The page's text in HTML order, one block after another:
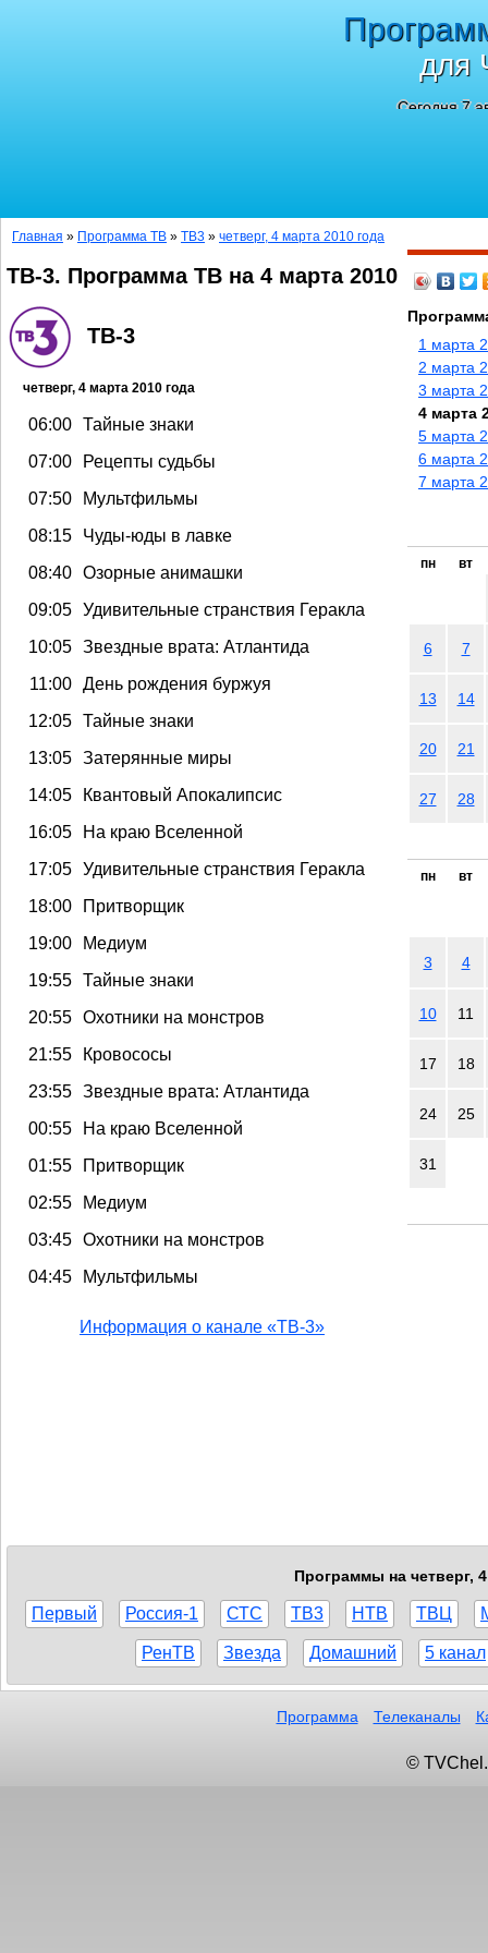
для
Сегодня 7
Главная » Программа ТВ » ТВ3 » четверг, 4 марта 2010 года
ТВ-3. Программа ТВ на 4 марта 2010
ТВ-3
четверг, 4 марта 2010 года
06:00 Тайные знаки
07:00
Рецепты судьбы
07:50
Мультфильмы
08:15
Чуды-юды в лавке
08:40 Озорные анимашки
09:05 Удивительные странствия Геракла
10:05 Звездные врата: Атлантида
11:00 День рождения буржуя
12:05 Тайные знаки
13:05 Затерянные миры
14:05
Квантовый Апокалипсис
16:05
На краю Вселенной
17:05 Удивительные странствия Геракла
18:00
Притворщик
19:00
Медиум
19:55 Тайные знаки
20:55 Охотники на монстров
21:55
Кровососы
23:55 Звездные врата: Атлантида
00:55
На краю Вселенной
01:55
Притворщик
02:55
Медиум
03:45 Охотники на монстров
04:45
Мультфильмы
Информация о канале «ТВ-3»
1 марта
2 марта
3 марта
4 марта
5 марта
6 марта
7 марта
пн вт
6 7
13 14
20 21
27 28
пн вт
3 4
10 11
17 18
24 25
31
Программы на четверг,
Первый Россия-1 СТС ТВ3 НТВ ТВЦ
РенТВ Звезда Домашний 5 канал
Программа Телеканалы
©